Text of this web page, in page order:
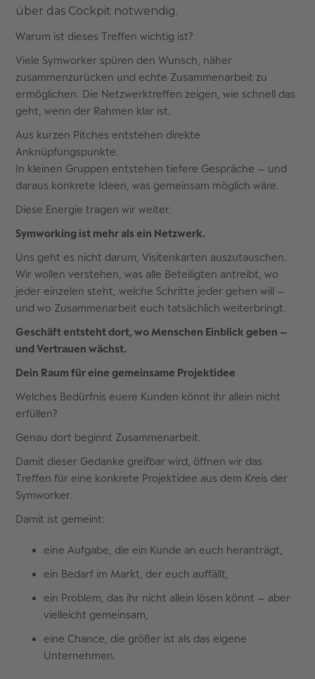
über das Cockpit notwendig.
Warum ist dieses Treffen wichtig ist?
Viele Symworker spüren den Wunsch, näher
zusammenzurücken und echte Zusammenarbeit zu
ermöglichen. Die Netzwerktreffen zeigen, wie schnell das
geht, wenn der Rahmen klar ist.
Aus kurzen Pitches entstehen direkte
Anknüpfungspunkte.
In kleinen Gruppen entstehen tiefere Gespräche – und
daraus konkrete Ideen, was gemeinsam möglich wäre.
Diese Energie tragen wir weiter.
Symworking ist mehr als ein Netzwerk.
Uns geht es nicht darum, Visitenkarten auszutauschen.
Wir wollen verstehen, was alle Beteiligten antreibt, wo
jeder einzelen steht, welche Schritte jeder gehen will –
und wo Zusammenarbeit euch tatsächlich weiterbringt.
Geschäft entsteht dort, wo Menschen Einblick geben –
und Vertrauen wächst.
Dein Raum für eine gemeinsame Projektidee
Welches Bedürfnis euere Kunden könnt ihr allein nicht
erfüllen?
Genau dort beginnt Zusammenarbeit.
Damit dieser Gedanke greifbar wird, öffnen wir das
Treffen für eine konkrete Projektidee aus dem Kreis der
Symworker.
Damit ist gemeint:
eine Aufgabe, die ein Kunde an euch heranträgt,
ein Bedarf im Markt, der euch auffällt,
ein Problem, das ihr nicht allein lösen könnt – aber
vielleicht gemeinsam,
eine Chance, die größer ist als das eigene
Unternehmen.